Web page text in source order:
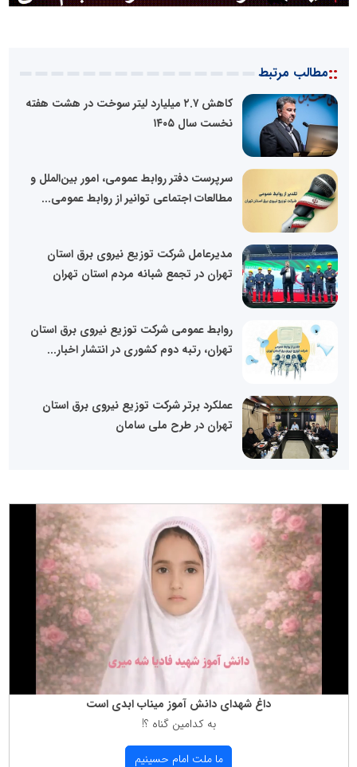
::مطالب مرتبط
کاهش ۲.۷ میلیارد لیتر سوخت در هشت هفته
نخست سال ۱۴۰۵
سرپرست دفتر روابط عمومی، امور بین‌الملل و
مطالعات اجتماعی توانیر از روابط عمومی...
مدیرعامل شرکت توزیع نیروی برق استان
تهران در تجمع شبانه مردم استان تهران
روابط عمومی شرکت توزیع نیروی برق استان
تهران، رتبه دوم کشوری در انتشار اخبار...
عملکرد برتر شرکت توزیع نیروی برق استان
تهران در طرح ملی سامان
داغ شهدای دانش آموز میناب ابدی است
به كدامین گناه ؟!
ما ملت امام حسینیم